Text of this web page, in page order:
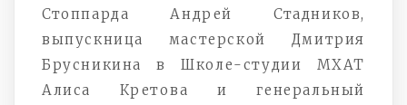
Стоппарда Андрей Стадников,
выпускница мастерской Дмитрия
Брусникина в Школе-студии МХАТ
Алиса Кретова и генеральный